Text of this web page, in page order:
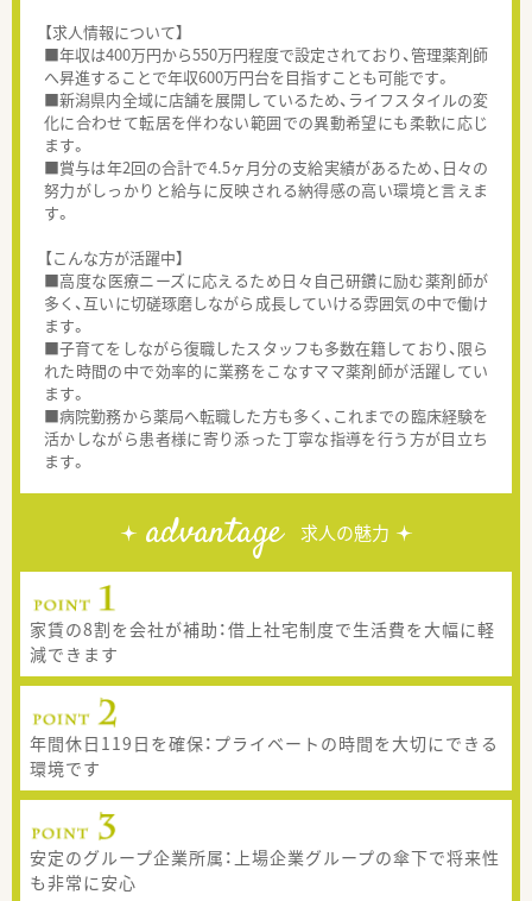
【求人情報について】
■年収は400万円から550万円程度で設定されており、管理薬剤師
へ昇進することで年収600万円台を目指すことも可能です。
■新潟県内全域に店舗を展開しているため、ライフスタイルの変
化に合わせて転居を伴わない範囲での異動希望にも柔軟に応じ
ます。
■賞与は年2回の合計で4.5ヶ月分の支給実績があるため、日々の
努力がしっかりと給与に反映される納得感の高い環境と言えま
す。
【こんな方が活躍中】
■高度な医療ニーズに応えるため日々自己研鑽に励む薬剤師が
多く、互いに切磋琢磨しながら成長していける雰囲気の中で働け
ます。
■子育てをしながら復職したスタッフも多数在籍しており、限ら
れた時間の中で効率的に業務をこなすママ薬剤師が活躍してい
ます。
■病院勤務から薬局へ転職した方も多く、これまでの臨床経験を
活かしながら患者様に寄り添った丁寧な指導を行う方が目立ち
ます。
advantage 求人の魅力
家賃の8割を会社が補助：借上社宅制度で生活費を大幅に軽
減できます
年間休日119日を確保：プライベートの時間を大切にできる
環境です
安定のグループ企業所属：上場企業グループの傘下で将来性
も非常に安心